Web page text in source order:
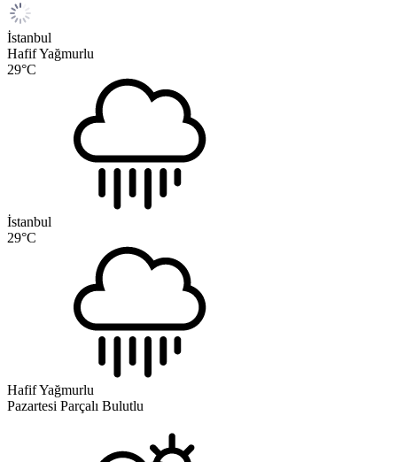
İstanbul
Hafif Yağmurlu
29°C
İstanbul
29°C
Hafif Yağmurlu
Pazartesi Parçalı Bulutlu